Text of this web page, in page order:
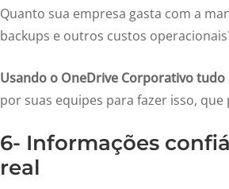
Quanto sua empresa gasta com a
backups e outros custos
Usando o OneDrive Corporativo
por suas equipes para fazer isso,
6- Informações
real